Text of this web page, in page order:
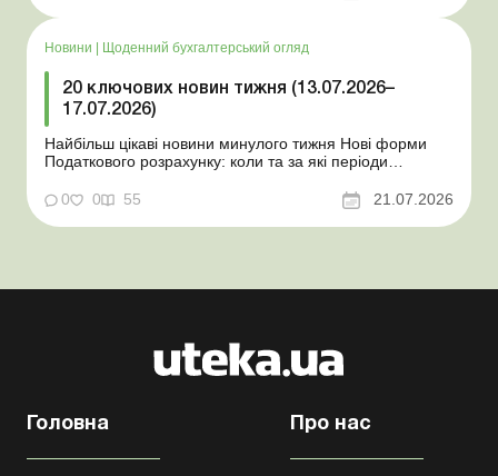
працівника виявлено статус «у розшуку»: що потрібно
Новини | Щоденний бухгалтерський огляд
20 ключових новин тижня (13.07.2026–
17.07.2026)
Найбільш цікаві новини минулого тижня Нові форми
Податкового розрахунку: коли та за які періоди
відстрочки від призову під час мобілізації удосконалено
Кабмін утворив Координаційний центр з організації
бронювання військовозобов’язаних Верховна ...
0 0 55 21.07.2026
Головна Про нас